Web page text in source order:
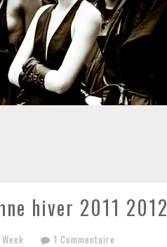
hiver 2011 2012
1 Commentaire